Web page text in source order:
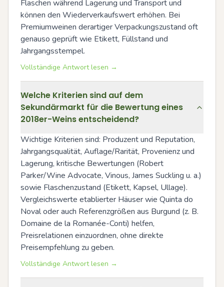
Flaschen während Lagerung und Transport und
können den Wiederverkaufswert erhöhen. Bei
Premiumweinen derartiger Verpackungszustand oft
genauso geprüft wie Etikett, Füllstand und
Jahrgangsstempel.
Vollständige Antwort lesen →
Welche Kriterien sind auf dem
Sekundärmarkt für die Bewertung eines
2018er-Weins entscheidend?
Wichtige Kriterien sind: Produzent und Reputation,
Jahrgangsqualität, Auflage/Rarität, Provenienz und
Lagerung, kritische Bewertungen (Robert
Parker/Wine Advocate, Vinous, James Suckling u. a.)
sowie Flaschenzustand (Etikett, Kapsel, Ullage).
Vergleichswerte etablierter Häuser wie Quinta do
Noval oder auch Referenzgrößen aus Burgund (z. B.
Domaine de la Romanée-Conti) helfen,
Preisrelationen einzuordnen, ohne direkte
Preisempfehlung zu geben.
Vollständige Antwort lesen →